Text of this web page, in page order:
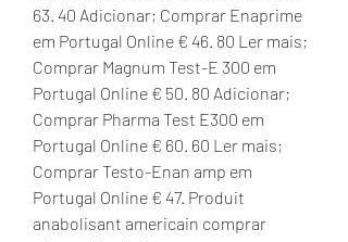
63. 40 Adicionar; Comprar Enaprime
em Portugal Online € 46. 80 Ler mais;
Comprar Magnum Test-E 300 em
Portugal Online € 50. 80 Adicionar;
Comprar Pharma Test E300 em
Portugal Online € 60. 60 Ler mais;
Comprar Testo-Enan amp em
Portugal Online € 47. Produit
anabolisant americain comprar